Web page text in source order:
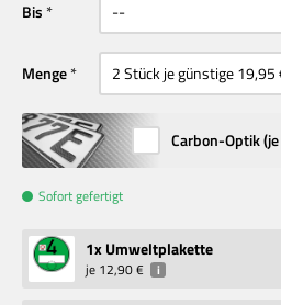
Bis
Menge
Carbon-Optik (je
Sofort gefertigt
1x Umweltplakette
je 12,90 € i